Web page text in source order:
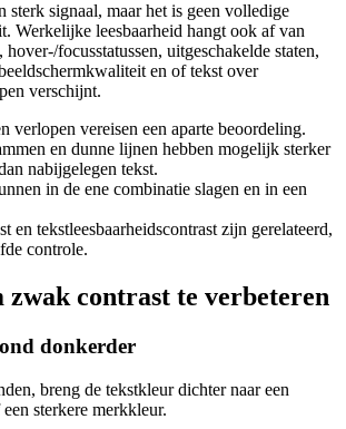
sterk signaal, maar het is geen volledige
Werkelijke leesbaarheid hangt ook af van
focusstatussen, uitgeschakelde staten,
en of tekst over
verschijnt.
verlopen vereisen een aparte beoordeling.
en dunne lijnen hebben mogelijk sterker
nabijgelegen tekst.
in de ene combinatie slagen en in een
en tekstleesbaarheidscontrast zijn gerelateerd,
controle.
zwak contrast te verbeteren
donkerder
breng de tekstkleur dichter naar een
sterkere merkkleur.